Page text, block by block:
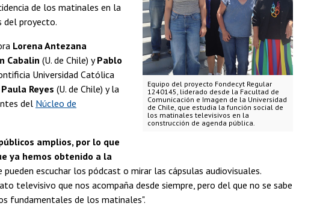
Equipo del proyecto Fondecyt Regular
1240145, liderado desde la Facultad de
Comunicación e Imagen de la Universidad
de Chile, que estudia la función social de
los matinales televisivos en la
construcción de agenda pública.
de los matinales en la
del proyecto.
Lorena Antezana
Cabalin (U. de Chile) yPablo
Universidad Católica
Paula Reyes (U. de Chile) y la
del Núcleo de
amplios, por lo que
ya hemos obtenido a la
escuchar los pódcast o mirar las cápsulas audiovisuales.
televisivo que nos acompaña desde siempre, pero del que no se sabe
fundamentales de los matinales".